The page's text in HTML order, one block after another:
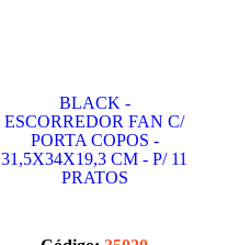
BLACK -
ESCORREDOR FAN C/
PORTA COPOS -
31,5X34X19,3 CM - P/ 11
PRATOS